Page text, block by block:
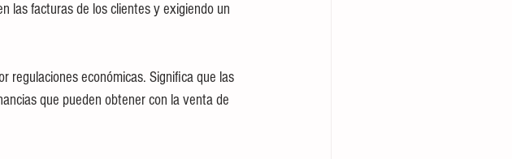
las facturas de los clientes y exigiendo un
regulaciones económicas. Significa que las
que pueden obtener con la venta de